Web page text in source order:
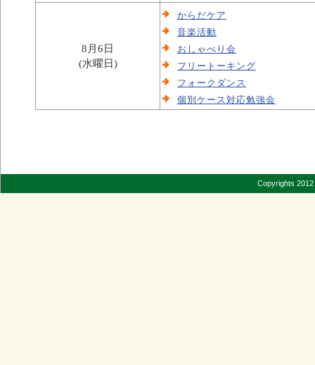
8月6日
(水曜日)
からだケア
音楽活動
おしゃべり会
フリートーキング
フォークダンス
個別ケース対応勉強会
Copyrights